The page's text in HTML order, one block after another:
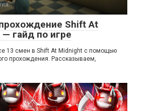
Shift At
гайд по игре
13 смен в Shift At Midnight с помощью
прохождения. Рассказываем,